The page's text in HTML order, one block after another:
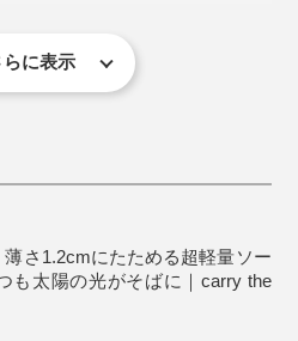
や高齢の方、ペットがいる家
ったり。
でいる一帯が長時間に及ぶ停
変形する恐れがあります。
約500回使用できます。
す。
ン
らに表示
薄さ1.2cmにたためる超軽量ソー
も太陽の光がそばに｜carry the